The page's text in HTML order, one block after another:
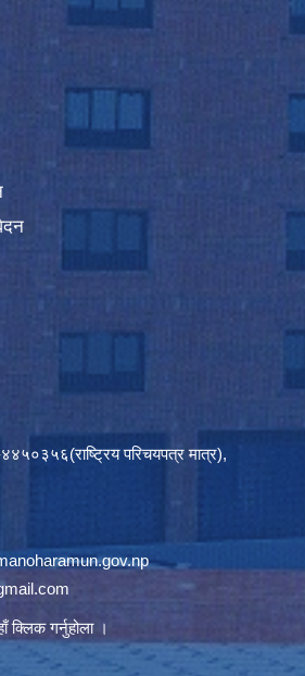
परिचयपत्र मात्र),
क्लिकगर्नुहोला ।